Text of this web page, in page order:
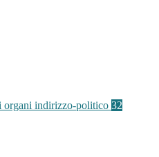
organi indirizzo-politico 32